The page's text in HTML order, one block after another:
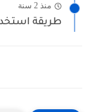
منذ 2 سنة
طريقة